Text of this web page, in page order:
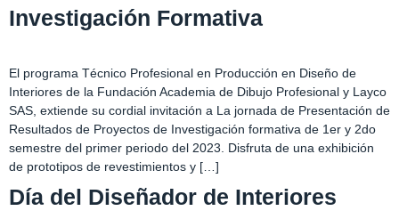
Investigación Formativa
El programa Técnico Profesional en Producción en Diseño de
Interiores de la Fundación Academia de Dibujo Profesional y Layco
SAS, extiende su cordial invitación a La jornada de Presentación de
Resultados de Proyectos de Investigación formativa de 1er y 2do
semestre del primer periodo del 2023. Disfruta de una exhibición
de prototipos de revestimientos y […]
Día del Diseñador de Interiores